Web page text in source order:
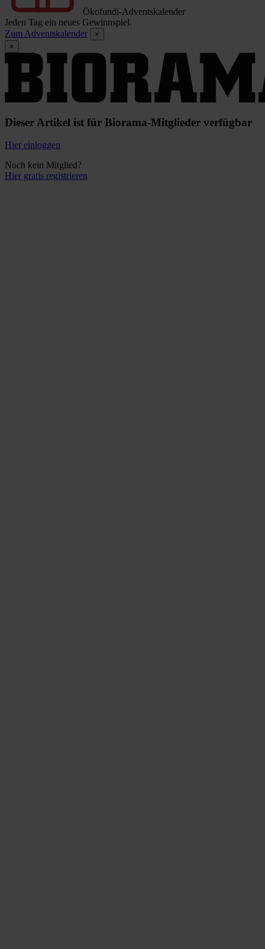
Ökofundi-Adventskalender
Jeden Tag ein neues Gewinnspiel.
Zum Adventskalender
×
×
Dieser Artikel ist für Biorama-Mitglieder verfügbar
Hier einloggen
Noch kein Mitglied?
Hier gratis registrieren